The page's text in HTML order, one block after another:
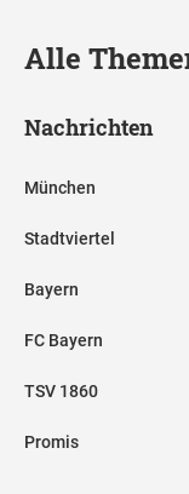
Alle
Nachrichten
München
Stadtviertel
Bayern
FC Bayern
TSV 1860
Promis